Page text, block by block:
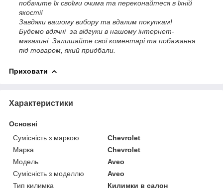
побачите їх своїми очима та переконайтеся в їхній
якості!
Завдяки вашому вибору та вдалим покупкам!
Будемо вдячні за відгуки в нашому інтернет-
магазині. Залишайте свої коментарі та побажання
під товаром, який придбали.
Приховати
Характеристики
Основні
Сумісність з маркою
Chevrolet
Марка
Chevrolet
Модель
Aveo
Сумісність з моделлю
Aveo
Тип килимка
Килимки в салон